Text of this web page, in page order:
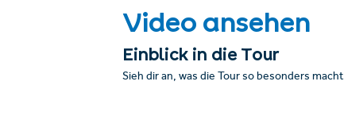
Video ansehen
Einblick in die Tour
Sieh dir an, was die Tour so besonders macht